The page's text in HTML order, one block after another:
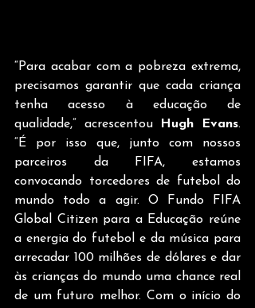
“Para acabar com a pobreza extrema,
precisamos garantir que cada criança
tenha acesso à educação de
qualidade,” acrescentou
Hugh Evans.
“É por isso que, junto com nossos
parceiros da FIFA, estamos
convocando torcedores de futebol do
mundo todo a agir. O Fundo FIFA
Global Citizen para a Educação reúne
a energia do futebol e da música para
arrecadar 100 milhões de dólares e dar
às crianças do mundo uma chance real
de um futuro melhor. Com o início do